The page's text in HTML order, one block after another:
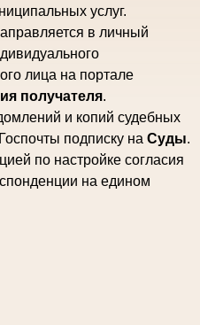
услуг.
в личный
лица на портале
получателя.
и копий судебных
подписку на Суды.
по настройке согласия
на едином